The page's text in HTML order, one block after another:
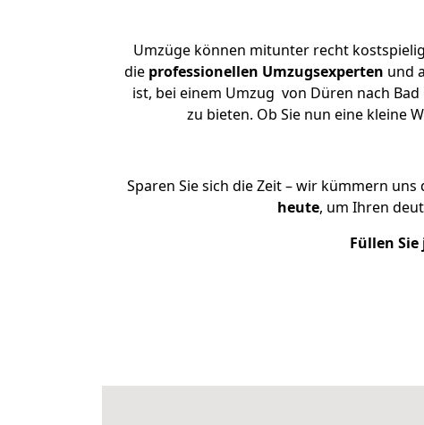
Umzüge können mitunter recht
die professionellen Umzugsexperten und
ist, bei einem Umzug von Düren nach
zu bieten. Ob Sie nun eine kleine
Sparen Sie sich die Zeit – wir kümmern
heute, um Ihren
Füllen